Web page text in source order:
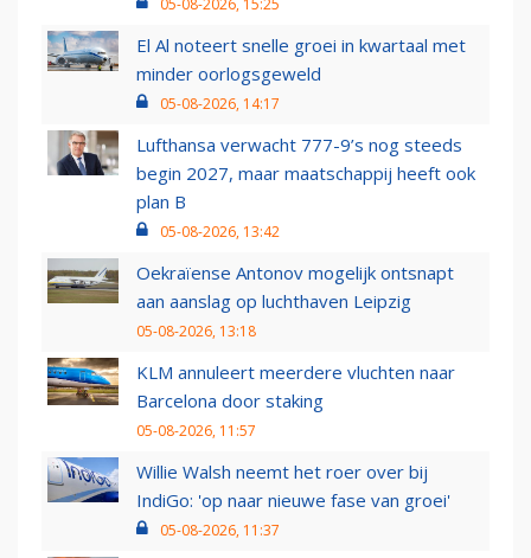
05-08-2026, 15:25
El Al noteert snelle groei in kwartaal met
minder oorlogsgeweld
05-08-2026, 14:17
Lufthansa verwacht 777-9’s nog steeds
begin 2027, maar maatschappij heeft ook
plan B
05-08-2026, 13:42
Oekraïense Antonov mogelijk ontsnapt
aan aanslag op luchthaven Leipzig
05-08-2026, 13:18
KLM annuleert meerdere vluchten naar
Barcelona door staking
05-08-2026, 11:57
Willie Walsh neemt het roer over bij
IndiGo: 'op naar nieuwe fase van groei'
05-08-2026, 11:37